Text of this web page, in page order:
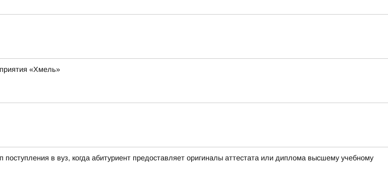
«Хмель»
в вуз, когда абитуриент предоставляет оригиналы аттестата или диплома высшему учебному